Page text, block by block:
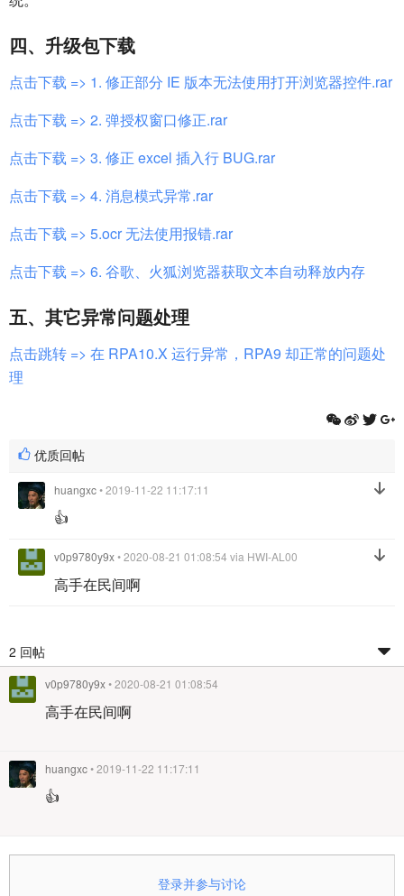
四、升级包下载
点击下载 => 1. 修正部分 IE 版本无法使用打开浏览器控件.rar
点击下载 => 2. 弹授权窗口修正.rar
点击下载 => 3. 修正 excel 插入行 BUG.rar
点击下载 => 4. 消息模式异常.rar
点击下载 => 5.ocr 无法使用报错.rar
点击下载 => 6. 谷歌、火狐浏览器获取文本自动释放内存
五、其它异常问题处理
点击跳转 => 在 RPA10.X 运行异常，RPA9 却正常的问题处
理
优质回帖
huangxc• 2019-11-22 11:17:11
👍
v0p9780y9x• 2020-08-21 01:08:54 via HWI-AL00
高手在民间啊
2 回帖
v0p9780y9x• 2020-08-21 01:08:54
高手在民间啊
huangxc• 2019-11-22 11:17:11
👍
登录并参与讨论